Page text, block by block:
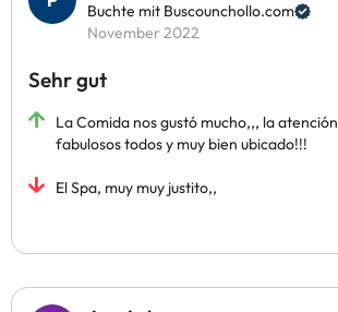
Buchte mit Buscounchollo.com
November 2022
Sehr gut
La Comida nos gustó mucho,,, la
fabulosos todos y muy bien ubicado!!!
El Spa, muy muy justito,,